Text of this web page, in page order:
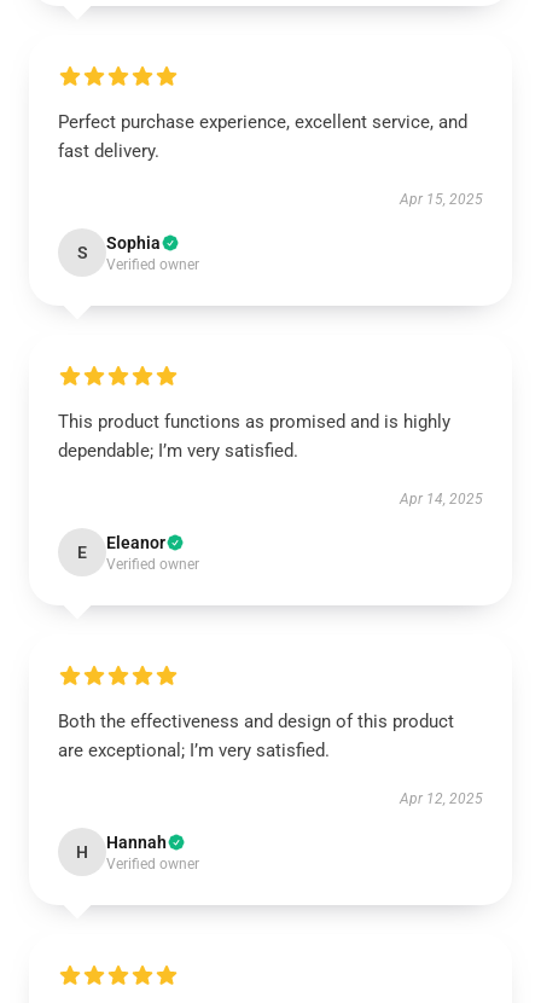
Perfect purchase experience, excellent service, and
fast delivery.
Apr 15, 2025
S Sophia
Verified owner
This product functions as promised and is highly
dependable; I’m very satisfied.
Apr 14, 2025
E Eleanor
Verified owner
Both the effectiveness and design of this product
are exceptional; I’m very satisfied.
Apr 12, 2025
H Hannah
Verified owner